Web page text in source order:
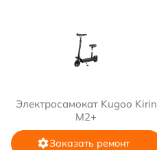
Электросамокат Kugoo Kirin
M2+
Заказать ремонт